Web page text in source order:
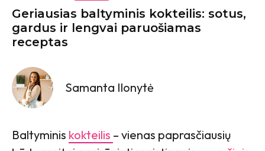
Geriausias baltyminis kokteilis: sotus,
gardus ir lengvai paruošiamas
receptas
Samanta Ilonytė
Baltyminis kokteilis – vienas paprasčiausių